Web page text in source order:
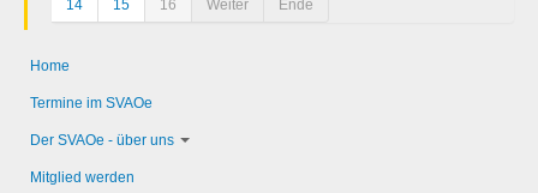
14 15 16 Weiter Ende
Home
Termine im SVAOe
Der SVAOe - über uns
Mitglied werden